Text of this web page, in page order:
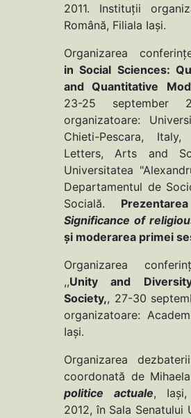
2011. Instituţii
Română, Filiala Iaşi.
Organizarea
in Social Sciences:
and Quantitative
23-25 september
organizatoare:
Chieti-Pescara,
Letters, Arts and
Universitatea
Departamentul de
Socială.
Significance of
şi moderarea primei
Organizarea
,,Unity and
Society,, 27-30
organizatoare:
Iaşi.
Organizarea
coordonată de Mihaela
politice actuale, Iaşi,
2012, în Sala Senatului